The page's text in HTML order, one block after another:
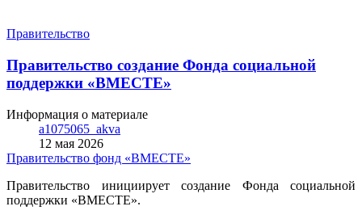
Правительство
Правительство создание Фонда социальной
поддержки «ВМЕСТЕ»
Информация о материале
a1075065_akva
12 мая 2026
Правительство фонд «ВМЕСТЕ»
Правительство инициирует создание Фонда социальной
поддержки «ВМЕСТЕ».